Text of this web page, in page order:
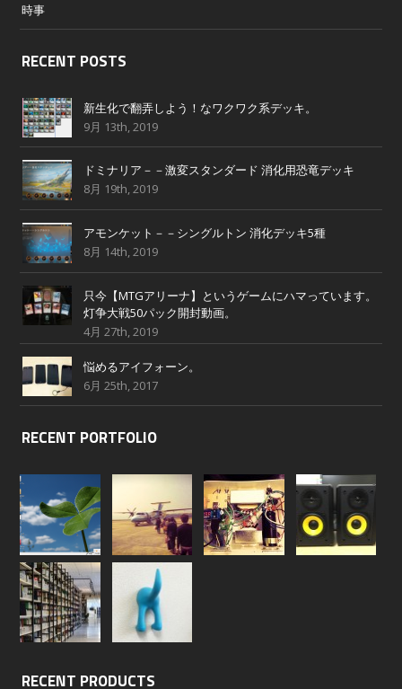
時事
RECENT POSTS
新生化で翻弄しよう！なワクワク系デッキ。
9月 13th, 2019
ドミナリア－－激変スタンダード 消化用恐竜デッキ
8月 19th, 2019
アモンケット－－シングルトン 消化デッキ5種
8月 14th, 2019
只今【MTGアリーナ】というゲームにハマっています。
灯争大戦50パック開封動画。
4月 27th, 2019
悩めるアイフォーン。
6月 25th, 2017
RECENT PORTFOLIO
RECENT PRODUCTS